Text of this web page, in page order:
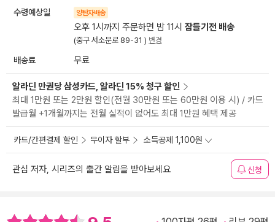
수령예상일 양탄자배송
오후 1시까지 주문하면 밤 11시 잠들기전 배송
(중구 서소문로 89-31 ) 변경
배송료 무료
알라딘 만권당 삼성카드, 알라딘 15% 청구 할인
최대 1만원 또는 2만원 할인(전월 30만원 또는 60만원 이용 시) / 카드
발급월 +1개월까지는 전월 실적이 없어도 최대 1만원 혜택 제공
카드/간편결제 할인 무이자 할부 소득공제 1,100원
관심 저자, 시리즈의 출간 알림을 받아보세요 신청